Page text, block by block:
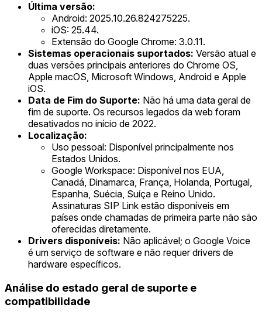
Última versão:
Android: 2025.10.26.824275225.
iOS: 25.44.
Extensão do Google Chrome: 3.0.11.
Sistemas operacionais suportados: Versão atual e
duas versões principais anteriores do Chrome OS,
Apple macOS, Microsoft Windows, Android e Apple
iOS.
Data de Fim do Suporte: Não há uma data geral de
fim de suporte. Os recursos legados da web foram
desativados no início de 2022.
Localização:
Uso pessoal: Disponível principalmente nos
Estados Unidos.
Google Workspace: Disponível nos EUA,
Canadá, Dinamarca, França, Holanda, Portugal,
Espanha, Suécia, Suíça e Reino Unido.
Assinaturas SIP Link estão disponíveis em
países onde chamadas de primeira parte não são
oferecidas diretamente.
Drivers disponíveis: Não aplicável; o Google Voice
é um serviço de software e não requer drivers de
hardware específicos.
Análise do estado geral de suporte e
compatibilidade